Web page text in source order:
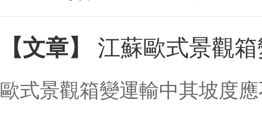
【文章】 江蘇歐式景觀
歐式景觀箱變運輸中其坡度